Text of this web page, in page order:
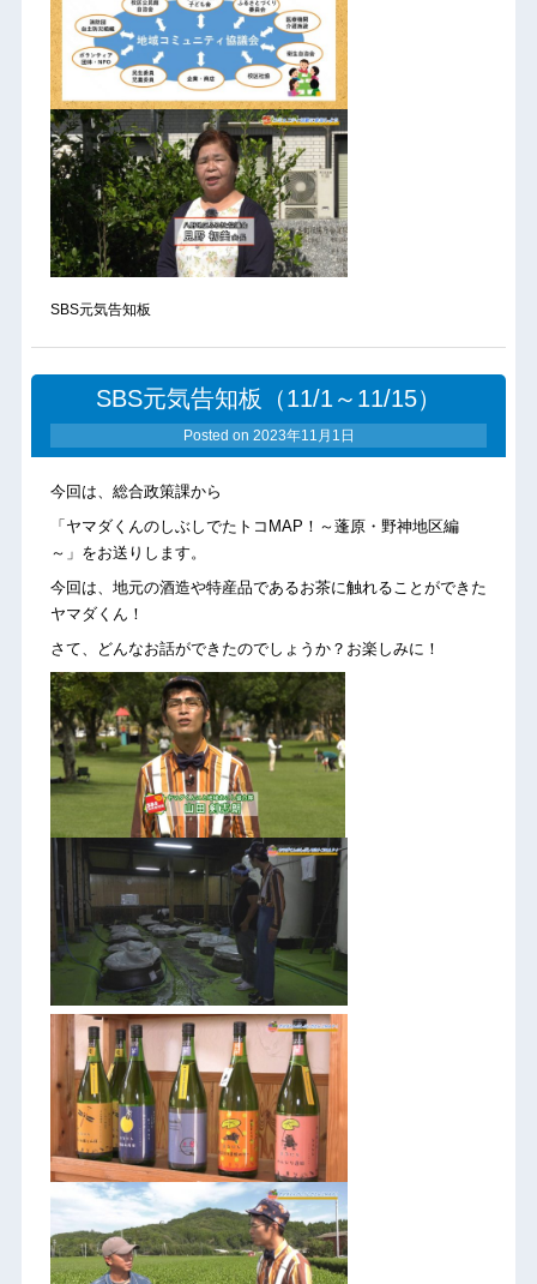
SBS元気告知板
SBS元気告知板（11/1～11/15）
Posted on 2023年11月1日
今回は、総合政策課から
「ヤマダくんのしぶしでたトコMAP！～蓬原・野神地区編
～」をお送りします。
今回は、地元の酒造や特産品であるお茶に触れることができた
ヤマダくん！
さて、どんなお話ができたのでしょうか？お楽しみに！